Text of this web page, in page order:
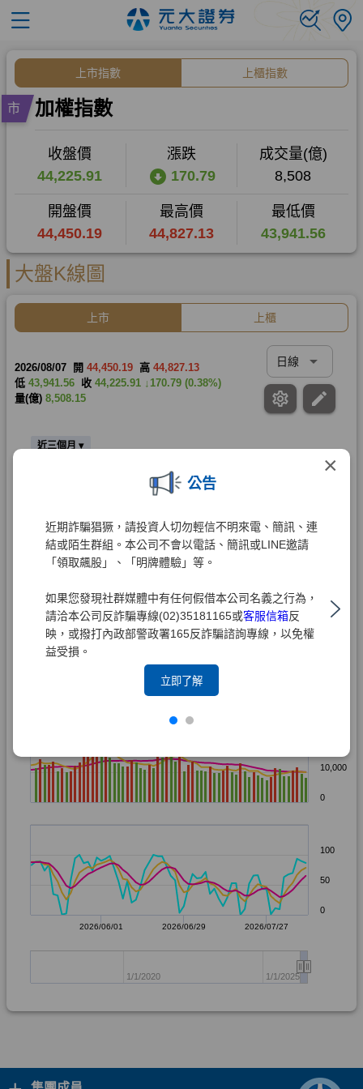
×
公告
近期詐騙猖獗，請投資人切勿輕信不明來電、簡訊、連
結或陌生群組。本公司不會以電話、簡訊或LINE邀請
「領取飆股」、「明牌體驗」等。
如果您發現社群媒體中有任何假借本公司名義之行為，
請洽本公司反詐騙專線(02)35181165或客服信箱反
映，或撥打內政部警政署165反詐騙諮詢專線，以免權
益受損。
立即了解